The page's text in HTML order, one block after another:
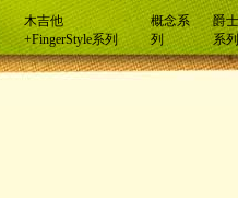
木吉他
+FingerStyle系列
概念系
列
爵
系列